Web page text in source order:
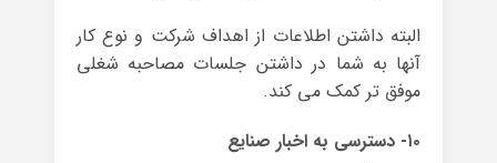
البته داشتن اطلاعات از اهداف شرکت و نوع کار
آنها به شما در داشتن جلسات مصاحبه شغلی
موفق تر کمک می کند.
۱۰- دسترسی به اخبار صنایع